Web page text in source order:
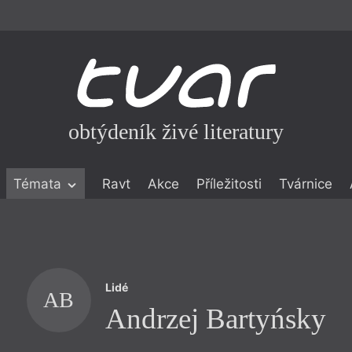
obtýdeník živé literatury
Témata Ravt Akce Příležitosti Tvárnice
AB Lidé
Andrzej Bartyńsky